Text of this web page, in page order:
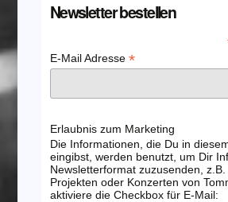
Newsletter bestellen
E-Mail Adresse *
Erlaubnis zum Marketing
Die Informationen, die Du in
eingibst, werden benutzt, um Dir
Newsletterformat zuzusenden,
Projekten oder Konzerten von
aktiviere die Checkbox für E-Mail: